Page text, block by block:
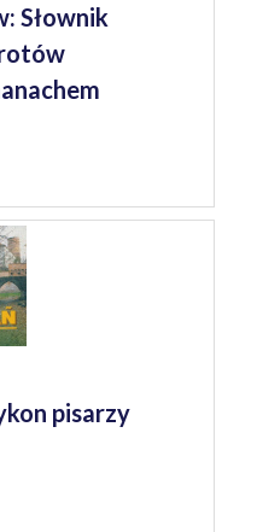
Słownik
pisarzy